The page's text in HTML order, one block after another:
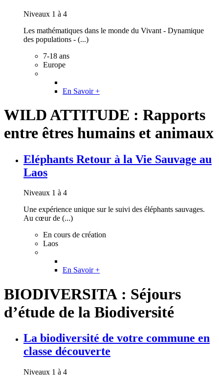
Niveaux 1 à 4
Les mathématiques dans le monde du Vivant - Dynamique
des populations - (...)
7-18 ans
Europe
En Savoir +
WILD ATTITUDE : Rapports
entre êtres humains et animaux
Eléphants Retour à la Vie Sauvage au
Laos
Niveaux 1 à 4
Une expérience unique sur le suivi des éléphants sauvages.
Au cœur de (...)
En cours de création
Laos
En Savoir +
BIODIVERSITA : Séjours
d’étude de la Biodiversité
La biodiversité de votre commune en
classe découverte
Niveaux 1 à 4